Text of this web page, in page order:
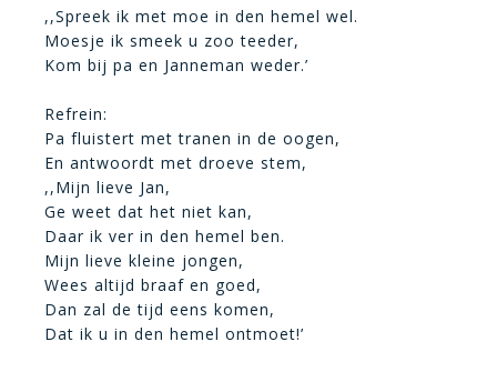
,,Spreek ik met moe in den hemel wel.
Moesje ik smeek u zoo teeder,
Kom bij pa en Janneman weder.’
Refrein:
Pa fluistert met tranen in de oogen,
En antwoordt met droeve stem,
,,Mijn lieve Jan,
Ge weet dat het niet kan,
Daar ik ver in den hemel ben.
Mijn lieve kleine jongen,
Wees altijd braaf en goed,
Dan zal de tijd eens komen,
Dat ik u in den hemel ontmoet!’